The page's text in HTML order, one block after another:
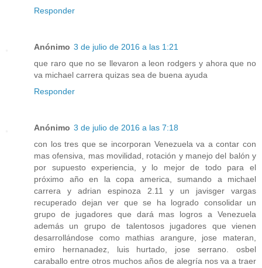
Responder
Anónimo 3 de julio de 2016 a las 1:21
que raro que no se llevaron a leon rodgers y ahora que no
va michael carrera quizas sea de buena ayuda
Responder
Anónimo 3 de julio de 2016 a las 7:18
con los tres que se incorporan Venezuela va a contar con
mas ofensiva, mas movilidad, rotación y manejo del balón y
por supuesto experiencia, y lo mejor de todo para el
próximo año en la copa america, sumando a michael
carrera y adrian espinoza 2.11 y un javisger vargas
recuperado dejan ver que se ha logrado consolidar un
grupo de jugadores que dará mas logros a Venezuela
además un grupo de talentosos jugadores que vienen
desarrollándose como mathias arangure, jose materan,
emiro hernanadez, luis hurtado, jose serrano. osbel
caraballo entre otros muchos años de alegría nos va a traer